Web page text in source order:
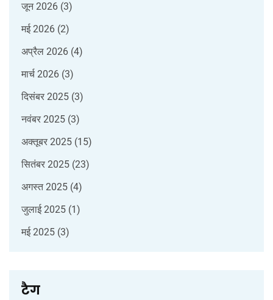
जून 2026 (3)
मई 2026 (2)
अप्रैल 2026 (4)
मार्च 2026 (3)
दिसंबर 2025 (3)
नवंबर 2025 (3)
अक्तूबर 2025 (15)
सितंबर 2025 (23)
अगस्त 2025 (4)
जुलाई 2025 (1)
मई 2025 (3)
टैग